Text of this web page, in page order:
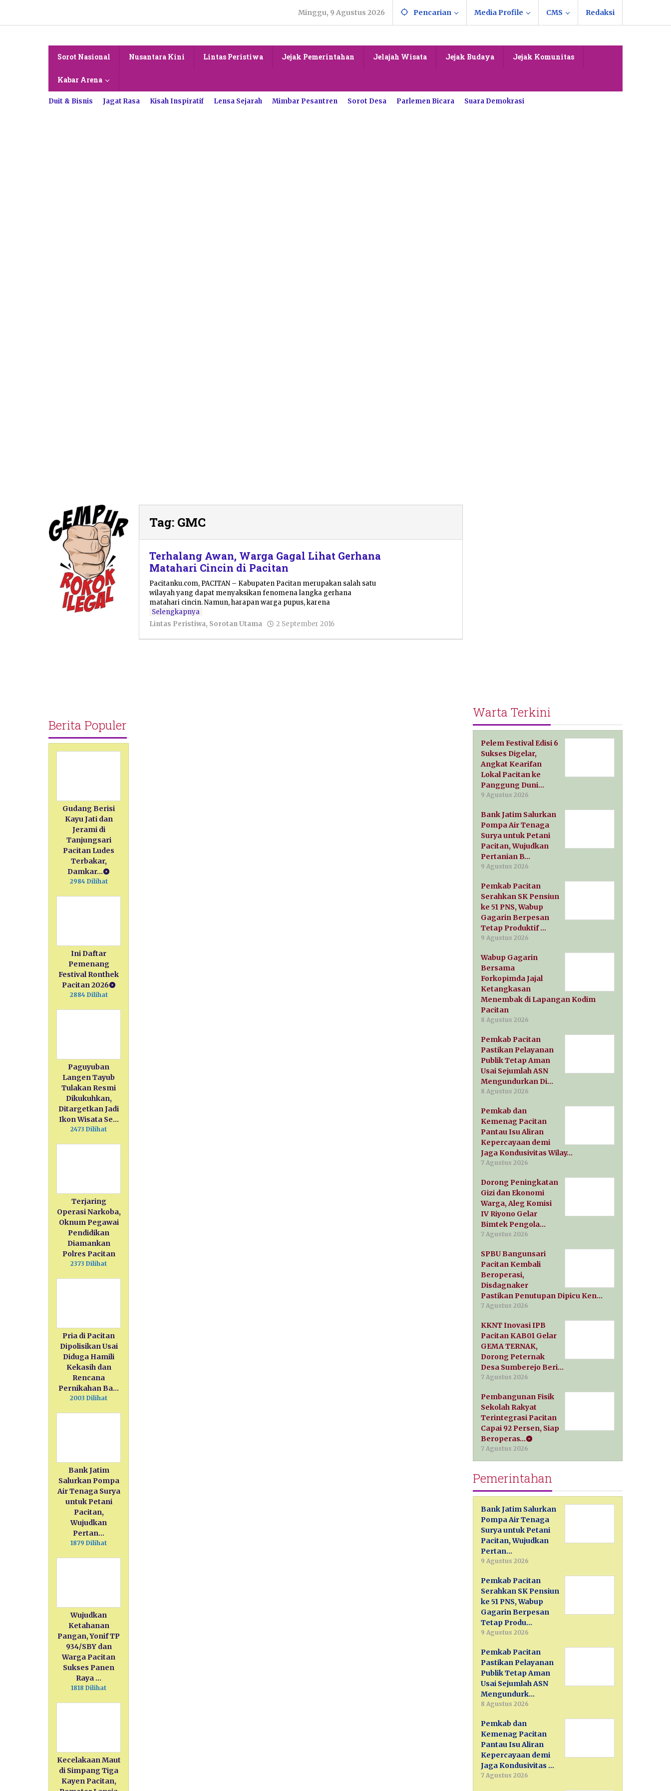
konten
Minggu, 9 Agustus 2026 Pencarian Media Profile CMS Redaksi
Sorot Nasional Nusantara Kini Lintas Peristiwa Jejak Pemerintahan Jelajah Wisata Jejak Budaya Jejak Komunitas
Kabar Arena
Duit & Bisnis Jagat Rasa Kisah Inspiratif Lensa Sejarah Mimbar Pesantren Sorot Desa Parlemen Bicara Suara Demokrasi
Berita Populer
Gudang Berisi
Kayu Jati dan
Jerami di
Tanjungsari
Pacitan Ludes
Terbakar,
Damkar…
2984 Dilihat
Ini Daftar
Pemenang
Festival Ronthek
Pacitan 2026
2884 Dilihat
Paguyuban
Langen Tayub
Tulakan Resmi
Dikukuhkan,
Ditargetkan Jadi
Ikon Wisata Se…
2473 Dilihat
Terjaring
Operasi Narkoba,
Oknum Pegawai
Pendidikan
Diamankan
Polres Pacitan
2373 Dilihat
Pria di Pacitan
Dipolisikan Usai
Diduga Hamili
Kekasih dan
Rencana
Pernikahan Ba…
2003 Dilihat
Bank Jatim
Salurkan Pompa
Air Tenaga Surya
untuk Petani
Pacitan,
Wujudkan
Pertan…
1879 Dilihat
Wujudkan
Ketahanan
Pangan, Yonif TP
934/SBY dan
Warga Pacitan
Sukses Panen
Raya …
1818 Dilihat
Kecelakaan Maut
di Simpang Tiga
Kayen Pacitan,
Tag: GMC
Terhalang Awan, Warga Gagal Lihat Gerhana
Matahari Cincin di Pacitan
Pacitanku.com, PACITAN – Kabupaten Pacitan merupakan salah satu
wilayah yang dapat menyaksikan fenomena langka gerhana
matahari cincin. Namun, harapan warga pupus, karena
Selengkapnya
Lintas Peristiwa, Sorotan Utama 2 September 2016
Warta Terkini
Pelem Festival Edisi 6
Sukses Digelar,
Angkat Kearifan
Lokal Pacitan ke
Panggung Duni…
9 Agustus 2026
Bank Jatim Salurkan
Pompa Air Tenaga
Surya untuk Petani
Pacitan, Wujudkan
Pertanian B…
9 Agustus 2026
Pemkab Pacitan
Serahkan SK Pensiun
ke 51 PNS, Wabup
Gagarin Berpesan
Tetap Produktif …
9 Agustus 2026
Wabup Gagarin
Bersama
Forkopimda Jajal
Ketangkasan
Menembak di Lapangan Kodim
Pacitan
8 Agustus 2026
Pemkab Pacitan
Pastikan Pelayanan
Publik Tetap Aman
Usai Sejumlah ASN
Mengundurkan Di…
8 Agustus 2026
Pemkab dan
Kemenag Pacitan
Pantau Isu Aliran
Kepercayaan demi
Jaga Kondusivitas Wilay…
7 Agustus 2026
Dorong Peningkatan
Gizi dan Ekonomi
Warga, Aleg Komisi
IV Riyono Gelar
Bimtek Pengola…
7 Agustus 2026
SPBU Bangunsari
Pacitan Kembali
Beroperasi,
Disdagnaker
Pastikan Penutupan Dipicu Ken…
7 Agustus 2026
KKNT Inovasi IPB
Pacitan KAB01 Gelar
GEMA TERNAK,
Dorong Peternak
Desa Sumberejo Beri…
7 Agustus 2026
Pembangunan Fisik
Sekolah Rakyat
Terintegrasi Pacitan
Capai 92 Persen, Siap
Beroperas…
7 Agustus 2026
Pemerintahan
Bank Jatim Salurkan
Pompa Air Tenaga
Surya untuk Petani
Pacitan, Wujudkan
Pertan…
9 Agustus 2026
Pemkab Pacitan
Serahkan SK Pensiun
ke 51 PNS, Wabup
Gagarin Berpesan
Tetap Produ…
9 Agustus 2026
Pemkab Pacitan
Pastikan Pelayanan
Publik Tetap Aman
Usai Sejumlah ASN
Mengundurk…
8 Agustus 2026
Pemkab dan
Kemenag Pacitan
Pantau Isu Aliran
Kepercayaan demi
Jaga Kondusivitas …
7 Agustus 2026